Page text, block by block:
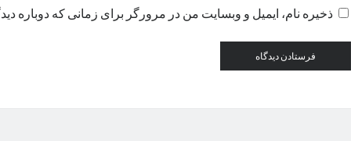
ذخیره نام، ایمیل و وبسایت من در مرورگر برای زمانی که دوباره